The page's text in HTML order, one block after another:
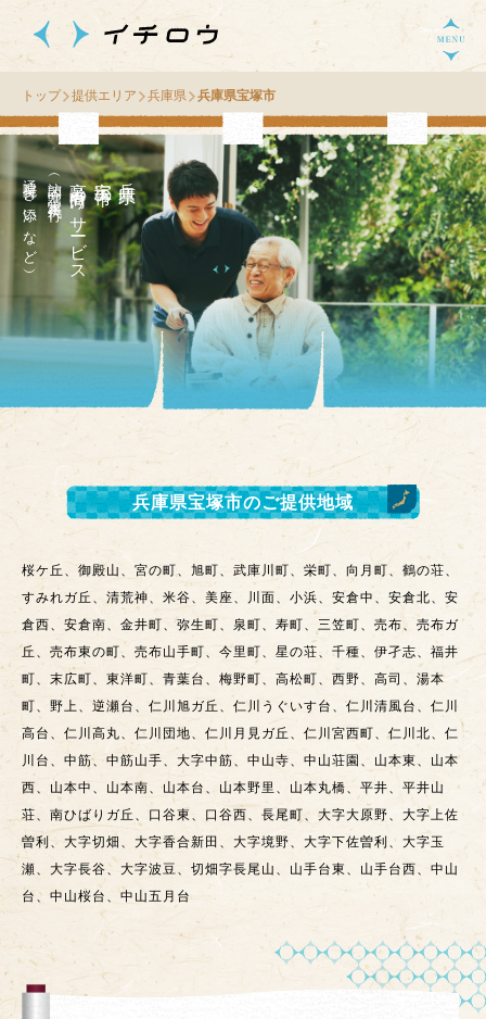
トップ 提供エリア 兵庫県 兵庫県宝塚市
兵
庫
県
宝
塚
市
の
高齢者向け
サ
ー
ビス
（訪問介護・家事代行
通院付き添いなど）
兵庫県宝塚市のご提供地域
桜ケ丘、御殿山、宮の町、旭町、武庫川町、栄町、向月町、鶴の荘、
すみれガ丘、清荒神、米谷、美座、川面、小浜、安倉中、安倉北、安
倉西、安倉南、金井町、弥生町、泉町、寿町、三笠町、売布、売布ガ
丘、売布東の町、売布山手町、今里町、星の荘、千種、伊孑志、福井
町、末広町、東洋町、青葉台、梅野町、高松町、西野、高司、湯本
町、野上、逆瀬台、仁川旭ガ丘、仁川うぐいす台、仁川清風台、仁川
高台、仁川高丸、仁川団地、仁川月見ガ丘、仁川宮西町、仁川北、仁
川台、中筋、中筋山手、大字中筋、中山寺、中山荘園、山本東、山本
西、山本中、山本南、山本台、山本野里、山本丸橋、平井、平井山
荘、南ひばりガ丘、口谷東、口谷西、長尾町、大字大原野、大字上佐
曽利、大字切畑、大字香合新田、大字境野、大字下佐曽利、大字玉
瀬、大字長谷、大字波豆、切畑字長尾山、山手台東、山手台西、中山
台、中山桜台、中山五月台